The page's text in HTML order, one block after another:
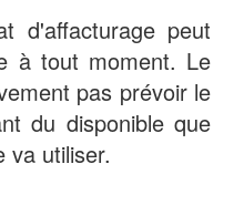
d'affacturage peut
à tout moment. Le
pas prévoir le
du disponible que
va utiliser.